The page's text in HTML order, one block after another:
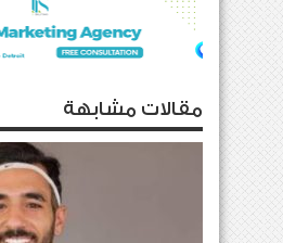
مقالات مشابهة